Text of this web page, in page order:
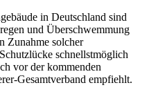
in Deutschland sind
und Überschwemmung
Zunahme solcher
schnellstmöglich
vor der kommenden
Gesamtverband empfiehlt.